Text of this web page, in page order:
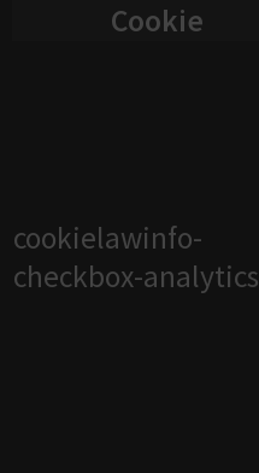
Cookie
cookielawinfo-
checkbox-analytics